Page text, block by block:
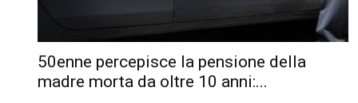
50enne percepisce la pensione della
madre morta da oltre 10 anni:...